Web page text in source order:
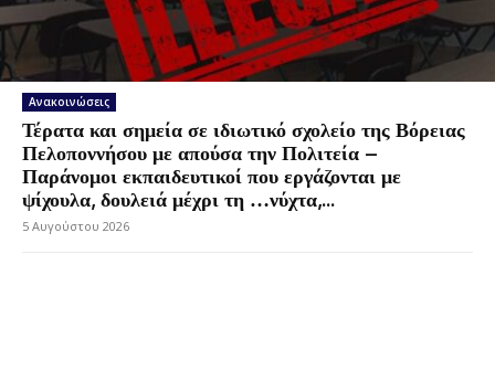
Ανακοινώσεις
Τέρατα και σημεία σε ιδιωτικό σχολείο της Βόρειας
Πελοποννήσου με απούσα την Πολιτεία –
Παράνομοι εκπαιδευτικοί που εργάζονται με
ψίχουλα, δουλειά μέχρι τη …νύχτα,...
5 Αυγούστου 2026